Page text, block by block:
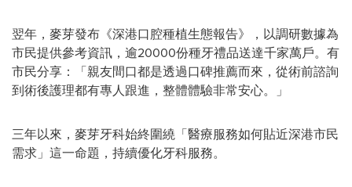
翌年，麥芽發布《深港口腔種植生態報告》，以調研數據為
市民提供參考資訊，逾20000份種牙禮品送達千家萬戶。有
市民分享：「親友間口都是透過口碑推薦而來，從術前諮詢
到術後護理都有專人跟進，整體體驗非常安心。」
三年以來，麥芽牙科始終圍繞「醫療服務如何貼近深港市民
需求」這一命題，持續優化牙科服務。